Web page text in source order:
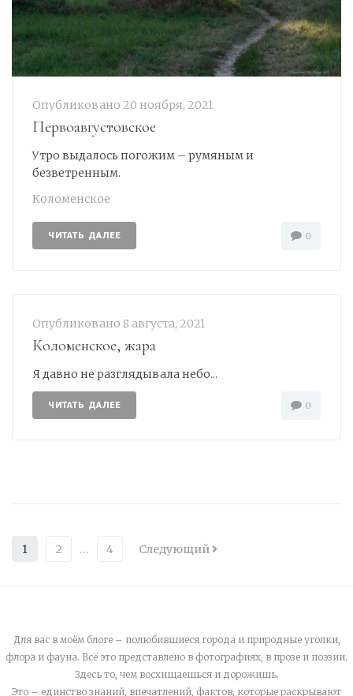
Опубликовано 20 ноября, 2021
Первоавгустовское
Утро выдалось погожим – румяным и
безветренным.
Коломенское
ЧИТАТЬ ДАЛЕЕ 0
Опубликовано 8 августа, 2021
Коломенское, жара
Я давно не разглядывала небо...
ЧИТАТЬ ДАЛЕЕ 0
1 2 … 4 Следующий
Для вас в моём блоге – полюбившиеся города и природные уголки,
флора и фауна. Всё это представлено в фотографиях, в прозе и поэзии.
Здесь то, чем восхищаешься и дорожишь.
Это – единство знаний, впечатлений, фактов, которые раскрывают